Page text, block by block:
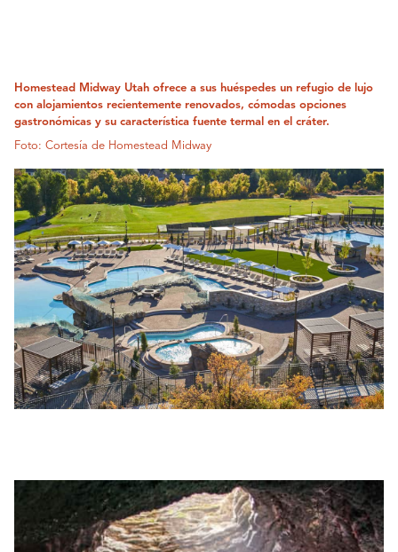
Homestead Midway Utah ofrece a sus huéspedes un refugio de lujo
con alojamientos recientemente renovados, cómodas opciones
gastronómicas y su característica fuente termal en el cráter.
Foto: Cortesía de Homestead Midway